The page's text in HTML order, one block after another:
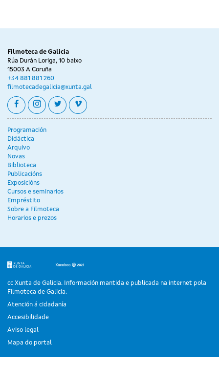
Filmoteca de Galicia
Rúa Durán Loriga, 10 baixo
15003 A Coruña
+34 881 881 260
filmotecadegalicia@xunta.gal
facebookinstagram
twittervimeo
Programación
Didáctica
Arquivo
Novas
Biblioteca
Publicacións
Exposicións
Cursos e seminarios
Empréstito
Sobre a Filmoteca
Horarios e prezos
cc Xunta de Galicia. Información mantida e publicada na internet pola
Filmoteca de Galicia.
Atención á cidadanía
Accesibilidade
Aviso legal
Mapa do portal